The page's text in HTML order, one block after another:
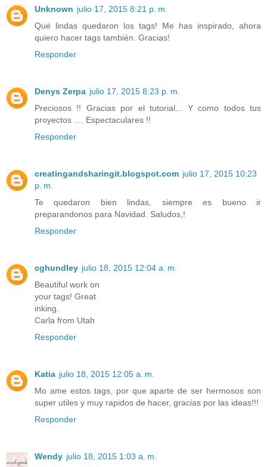
Unknown julio 17, 2015 8:21 p. m.
Qué lindas quedaron los tags! Me has inspirado, ahora
quiero hacer tags también. Gracias!
Responder
Denys Zerpa julio 17, 2015 8:23 p. m.
Preciosos !! Gracias por el tutorial... Y como todos tus
proyectos .... Espectaculares !!
Responder
creatingandsharingit.blogspot.com julio 17, 2015 10:23
p. m.
Te quedaron bien lindas, siempre es bueno ir
preparandonos para Navidad. Saludos,!
Responder
cghundley julio 18, 2015 12:04 a. m.
Beautiful work on
your tags! Great
inking.
Carla from Utah
Responder
Katia julio 18, 2015 12:05 a. m.
Mo ame estos tags, por que aparte de ser hermosos son
super utiles y muy rapidos de hacer, gracias por las ideas!!!
Responder
Wendy julio 18, 2015 1:03 a. m.